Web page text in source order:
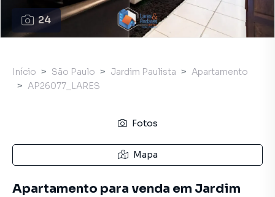
24
Início São Paulo Jardim Paulista
Apartamento
AP26077_LARES
Fotos
Mapa
Apartamento para venda em Jardim